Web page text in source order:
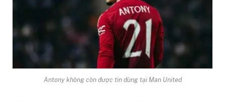
Antony không còn được tin dùng tại Man United